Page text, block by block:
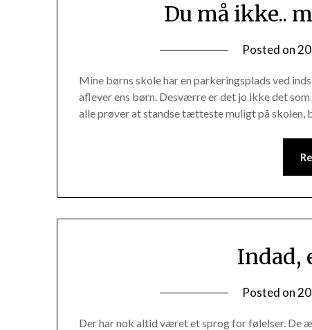
Du må ikke..
Posted on
Mine børns skole har en parkeringsplads ved
aflever ens børn. Desværre er det jo ikke det
alle prøver at standse tætteste muligt på skolen,
Indad,
Posted on
Der har nok altid været et sprog for følelser. De